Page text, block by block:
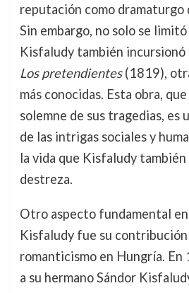
reputación como dramaturgo
Sin embargo, no solo se
Kisfaludy también incursionó
Los pretendientes(1819),
más conocidas. Esta obra,
solemne de sus tragedias, es
de las intrigas sociales y
la vida que Kisfaludy
destreza.
Otro aspecto fundamental
Kisfaludy fue su contribución
romanticismo en Hungría.
a su hermano Sándor